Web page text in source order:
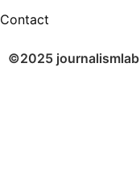
Contact
©2025 journalismlab